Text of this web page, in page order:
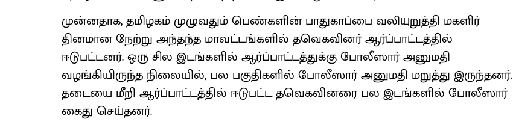
முன்னதாக, தமிழகம் முழுவதும் பெண்களின் பாதுகாப்பை வலியுறுத்தி மகளிர்
தினமான நேற்று அந்தந்த மாவட்டங்களில் தவெகவினர் ஆர்ப்பாட்டத்தில்
ஈடுபட்டனர். ஒரு சில இடங்களில் ஆர்ப்பாட்டத்துக்கு போலீஸார் அனுமதி
வழங்கியிருந்த நிலையில், பல பகுதிகளில் போலீஸார் அனுமதி மறுத்து இருந்தனர்.
தடையை மீறி ஆர்ப்பாட்டத்தில் ஈடுபட்ட தவெகவினரை பல இடங்களில் போலீஸார்
கைது செய்தனர்.